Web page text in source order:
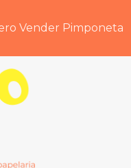
Vender Pimponeta